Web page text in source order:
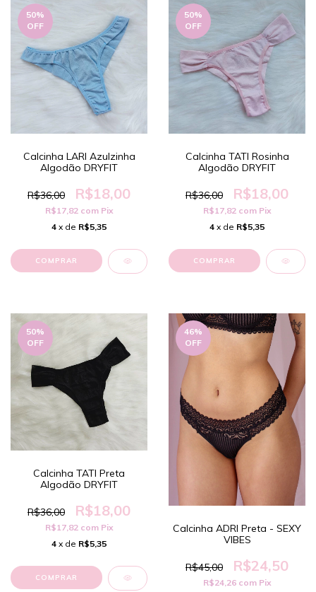
50%
OFF
Calcinha LARI Azulzinha
Algodão DRYFIT
R$36,00 R$18,00
R$17,82 com Pix
4 x de R$5,35
COMPRAR
50%
OFF
Calcinha TATI Rosinha
Algodão DRYFIT
R$36,00 R$18,00
R$17,82 com Pix
4 x de R$5,35
COMPRAR
50%
OFF
Calcinha TATI Preta
Algodão DRYFIT
R$36,00 R$18,00
R$17,82 com Pix
4 x de R$5,35
COMPRAR
46%
OFF
Calcinha ADRI Preta - SEXY
VIBES
R$45,00 R$24,50
R$24,26 com Pix